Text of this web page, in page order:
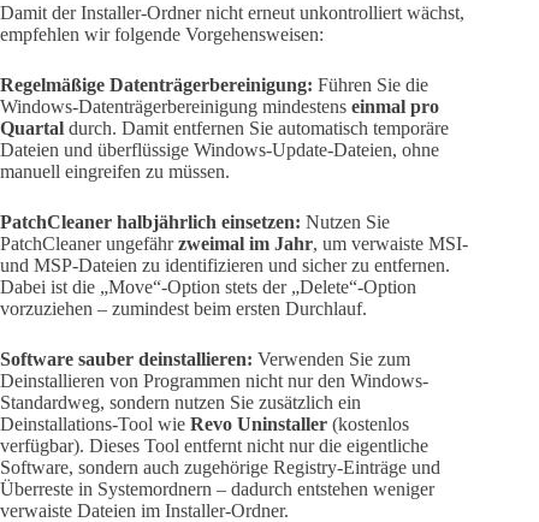
Damit der Installer-Ordner nicht erneut unkontrolliert wächst,
empfehlen wir folgende Vorgehensweisen:
Regelmäßige Datenträgerbereinigung: Führen Sie die
Windows-Datenträgerbereinigung mindestens einmal pro
Quartal durch. Damit entfernen Sie automatisch temporäre
Dateien und überflüssige Windows-Update-Dateien, ohne
manuell eingreifen zu müssen.
PatchCleaner halbjährlich einsetzen: Nutzen Sie
PatchCleaner ungefährzweimal im Jahr, um verwaiste MSI-
und MSP-Dateien zu identifizieren und sicher zu entfernen.
Dabei ist die „Move“-Option stets der „Delete“-Option
vorzuziehen – zumindest beim ersten Durchlauf.
Software sauber deinstallieren: Verwenden Sie zum
Deinstallieren von Programmen nicht nur den Windows-
Standardweg, sondern nutzen Sie zusätzlich ein
Deinstallations-Tool wie Revo Uninstaller (kostenlos
verfügbar). Dieses Tool entfernt nicht nur die eigentliche
Software, sondern auch zugehörige Registry-Einträge und
Überreste in Systemordnern – dadurch entstehen weniger
verwaiste Dateien im Installer-Ordner.